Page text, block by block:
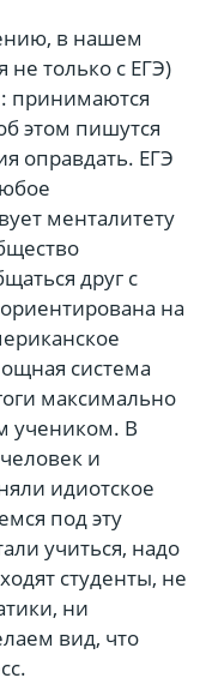
в нашем
не только с ЕГЭ)
принимаются
этом пишутся
оправдать. ЕГЭ
менталитету
друг с
на
система
максимально
учеником. В
и
идиотское
под эту
учиться, надо
студенты, не
ни
вид, что